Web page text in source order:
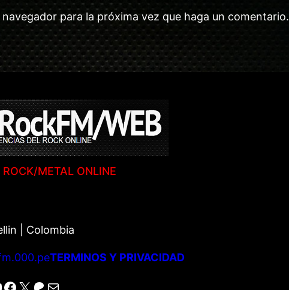
para la próxima vez que haga un comentario.
METAL ONLINE
| Colombia
TERMINOS Y PRIVACIDAD